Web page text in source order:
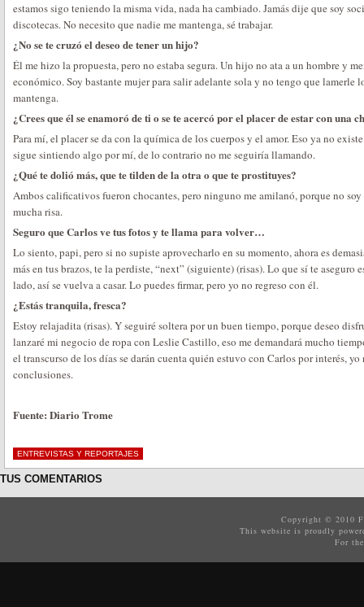
estamos sigo teniendo la misma vida, nada ha cambiado. Jamás dije que soy
discotecas. No necesito que nadie me mantenga, sé trabajar.
¿No se te cruzó el deseo de tener un hijo?
Él me hizo la propuesta, pero no estaba segura. Un hijo no ata a un hombre y
económico. Soy bastante mujer para salir adelante sola y no tengo que lamerle
mantenga.
¿Crees que él se enamoró de ti o se te acercó por el placer de estar con una
Para mí, el placer se da con la química de los cuerpos y el amor. Eso ya no
sigue sintiendo algo por mí, de lo contrario no me seguiría llamando.
¿Qué te dolió más, que te tilden de la otra o que te prostituyes?
Ambos calificativos fueron chocantes, pero ninguno me amilanó, porque no
mucha risa.
Seguro que Carlos ve tus fotos y te llama para volver…
Lo siento, papi, pero si no supiste aprovecharlo en su momento, ahora es
más en tus brazos, te la perdiste, “next” (siguiente) (risas). Lo que sí te aseguro
lado, así se vuelva a casar. Lo puedes firmar, pero yo no regreso con él.
¿Estás tranquila, fresca?
Estoy relajadita (risas). Y seguiré soltera por un buen tiempo, porque deseo
lanzaré mi negocio de ropa con Leslie Castillo, eso me demandará mucho
el transcurso de los días se darán cuenta quién estuvo con Carlos por interés, yo
conclusiones.
Fuente: Diario Trome
ENTREVISTAS Y REPORTAJES
TUS COMENTARIOS
Copyright © 2010
This website is proudly
For